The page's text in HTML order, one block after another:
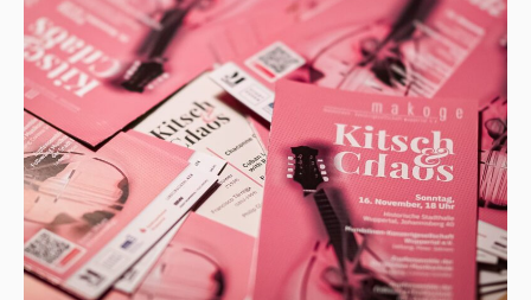
dirigent
der
makoge